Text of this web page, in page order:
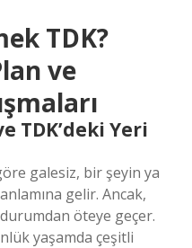
TDK?
ve
TDK’deki Yeri
galesiz, bir şeyin ya
gelir. Ancak,
öteye geçer.
yaşamda çeşitli